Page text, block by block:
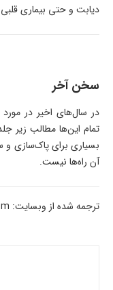
دیابت و حتی بیماری
سخن آخر
در سال‌های اخیر در مورد
تمام این‌ها مطالب زیر
بسیاری برای پاک‌سازی و
آن راه‌ها نیست.
ترجمه شده از وبسایت: www.webmd.com